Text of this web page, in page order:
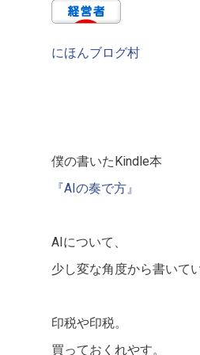
にほんブログ村
僕の書いたKindle本
『AIの奏で方』
AIについて、
少し変な角度から書いて
印税や印税。
買っておくれやす。